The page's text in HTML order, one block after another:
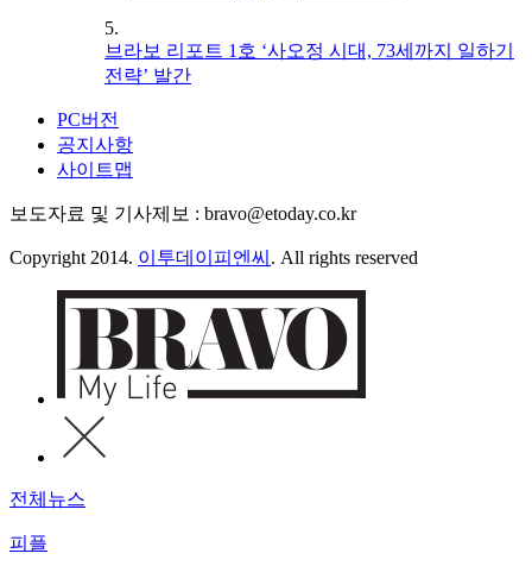
5.
브라보 리포트 1호 ‘사오정 시대, 73세까지 일하기
전략’ 발간
PC버전
공지사항
사이트맵
보도자료 및 기사제보 : bravo@etoday.co.kr
Copyright 2014. 이투데이피엔씨 . All rights reserved
전체뉴스
피플